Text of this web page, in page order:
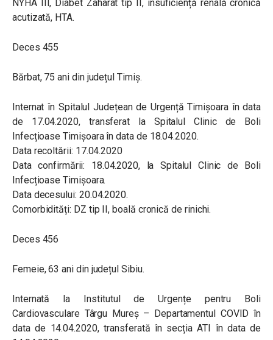
NYHA III, Diabet Zaharat tip II, insuficiență renală cronică
acutizată, HTA.
Deces 455
Bărbat, 75 ani din județul Timiș.
Internat în Spitalul Județean de Urgență Timișoara în data
de 17.04.2020, transferat la Spitalul Clinic de Boli
Infecțioase Timișoara în data de 18.04.2020.
Data recoltării: 17.04.2020
Data confirmării: 18.04.2020, la Spitalul Clinic de Boli
Infecțioase Timișoara.
Data decesului: 20.04.2020.
Comorbidități: DZ tip II, boală cronică de rinichi.
Deces 456
Femeie, 63 ani din județul Sibiu.
Internată la Institutul de Urgențe pentru Boli
Cardiovasculare Târgu Mureș – Departamentul COVID în
data de 14.04.2020, transferată în secția ATI în data de